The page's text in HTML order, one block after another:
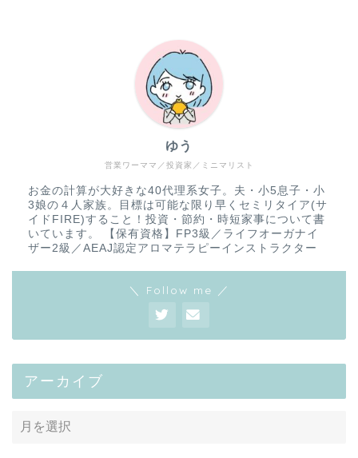
営業ワーママ／投資家／ミニマリスト
ゆう
お金の計算が大好きな40代理系女子。夫・小5息子・小
3娘の４人家族。目標は可能な限り早くセミリタイア(サ
イドFIRE)すること！投資・節約・時短家事について書
いています。 【保有資格】FP3級／ライフオーガナイ
ザー2級／AEAJ認定アロマテラピーインストラクター
＼ Follow me ／
アーカイブ